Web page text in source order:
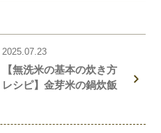
2025.07.23
【無洗米の基本の炊き方
レシピ】金芽米の鍋炊飯